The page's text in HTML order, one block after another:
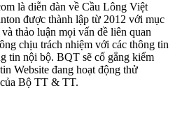
là diễn đàn về Cầu Lông Việt
được thành lập từ 2012 với mục
thảo luận mọi vấn đề liên quan
chịu trách nhiệm với các thông tin
tin nội bộ. BQT sẽ cố gắng kiểm
Website đang hoạt động thử
Bộ TT & TT.